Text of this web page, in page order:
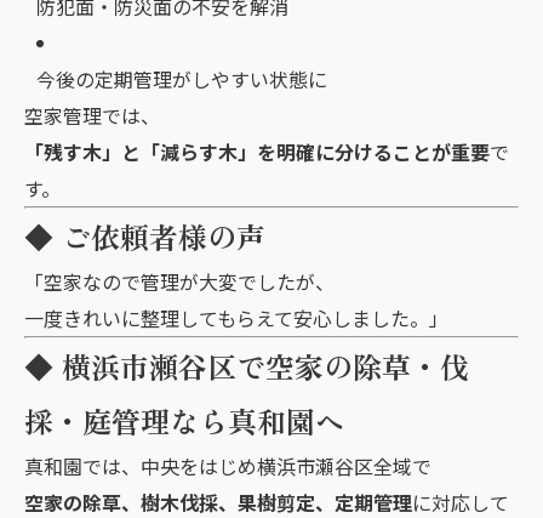
防犯面・防災面の不安を解消
今後の定期管理がしやすい状態に
空家管理では、
「残す木」と「減らす木」を明確に分けることが重要で
す。
◆ ご依頼者様の声
「空家なので管理が大変でしたが、
一度きれいに整理してもらえて安心しました。」
◆ 横浜市瀬谷区で空家の除草・伐
採・庭管理なら真和園へ
真和園では、中央をはじめ横浜市瀬谷区全域で
空家の除草、樹木伐採、果樹剪定、定期管理に対応して